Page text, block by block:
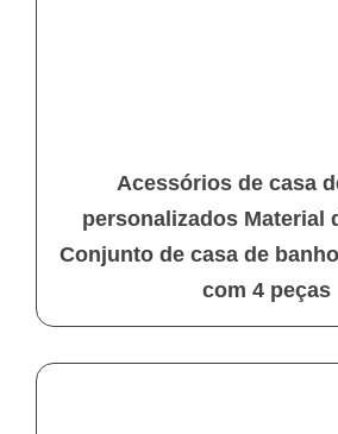
Acessórios de casa
personalizados Material
Conjunto de casa de
com 4 peças